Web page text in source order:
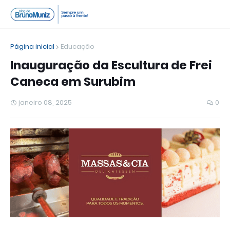
Página inicial Educação
Inauguração da Escultura de Frei
Caneca em Surubim
janeiro 08, 2025 0